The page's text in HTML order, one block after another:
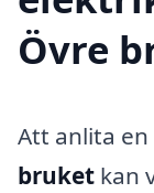
Övre
Att anlita en
bruket kan